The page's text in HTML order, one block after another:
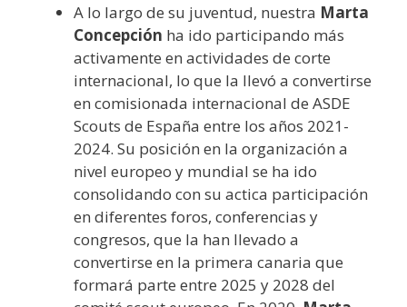
A lo largo de su juventud, nuestra Marta
Concepción ha ido participando más
activamente en actividades de corte
internacional, lo que la llevó a convertirse
en comisionada internacional de ASDE
Scouts de España entre los años 2021-
2024. Su posición en la organización a
nivel europeo y mundial se ha ido
consolidando con su actica participación
en diferentes foros, conferencias y
congresos, que la han llevado a
convertirse en la primera canaria que
formará parte entre 2025 y 2028 del